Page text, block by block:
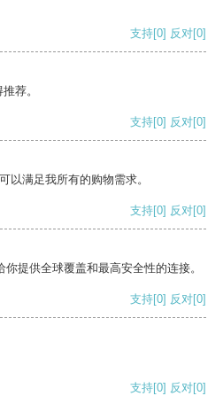
支持[0] 反对[0]
荐。
支持[0] 反对[0]
以满足我所有的购物需求。
支持[0] 反对[0]
提供全球覆盖和最高安全性的连接。
支持[0] 反对[0]
支持[0] 反对[0]